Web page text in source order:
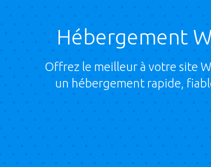
Hébergement
Offrez le meilleur à votre site
un hébergement rapide,